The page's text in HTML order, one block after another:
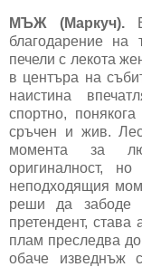
МЪЖ (Маркуч).
благодарение на
печели с лекота
в центъра на
наистина
спортно,
сръчен и жив.
момента за
оригиналност,
неподходящия
реши да забоде
претендент,
плам преследва
обаче изведнъж